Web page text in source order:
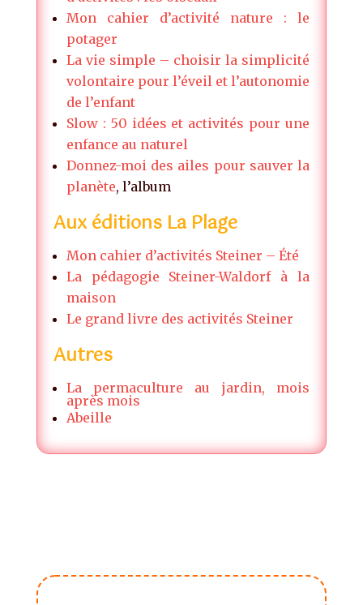
Mon cahier d’activité nature : le
potager
La vie simple – choisir la simplicité
volontaire pour l’éveil et l’autonomie
de l’enfant
Slow : 50 idées et activités pour une
enfance au naturel
Donnez-moi des ailes pour sauver la
planète, l’album
Aux éditions La Plage
Mon cahier d’activités Steiner – Été
La pédagogie Steiner-Waldorf à la
maison
Le grand livre des activités Steiner
Autres
La permaculture au jardin, mois
après mois
Abeille